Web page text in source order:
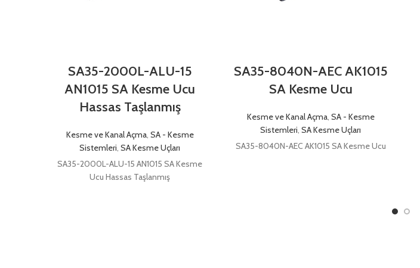
SA35-2000L-ALU-15
AN1015 SA Kesme Ucu
Hassas Taşlanmış
Kesme ve Kanal Açma, SA - Kesme
Sistemleri, SA Kesme Uçları
SA35-2000L-ALU-15 AN1015 SA Kesme
Ucu Hassas Taşlanmış
SA35-8040N-AEC AK1015
SA Kesme Ucu
Kesme ve Kanal Açma, SA - Kesme
Sistemleri, SA Kesme Uçları
SA35-8040N-AEC AK1015 SA Kesme Ucu